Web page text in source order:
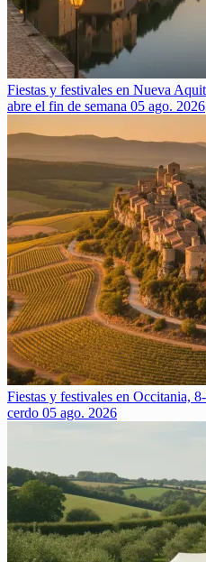
Fiestas y festivales en Nueva
abre el fin de semana 05 ago. 2026
Fiestas y festivales en Occitania,
cerdo 05 ago. 2026